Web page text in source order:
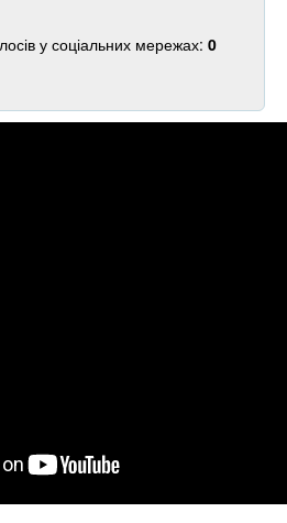
у соціальних мережах: 0